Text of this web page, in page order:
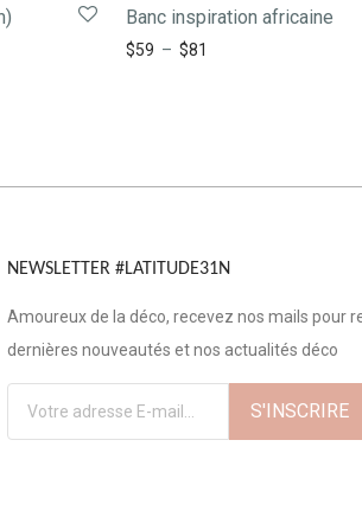
Banc inspiration africaine
$59 – $81
NEWSLETTER #LATITUDE31N
Amoureux de la déco, recevez nos mails pour
dernières nouveautés et nos actualités déco